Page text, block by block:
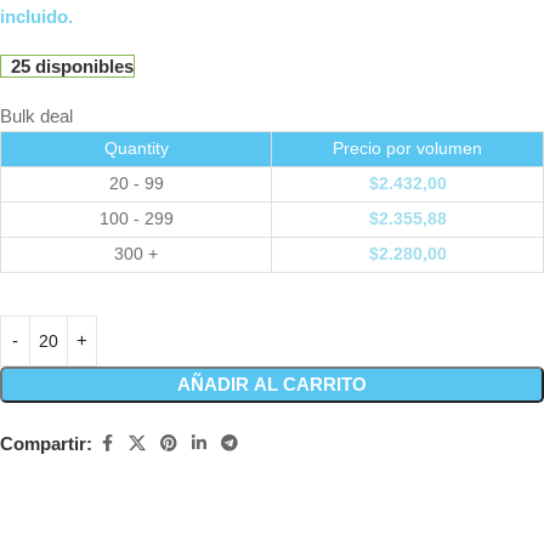
incluido.
25 disponibles
Bulk deal
Quantity
Precio por volumen
20 - 99
$2.432,00
100 - 299
$2.355,88
300 +
$2.280,00
AÑADIR AL CARRITO
Compartir: